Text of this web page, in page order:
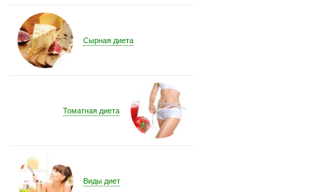
Сырная диета
Томатная диета
Виды диет